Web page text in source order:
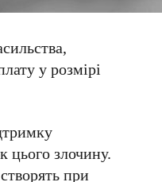
у розмірі
цього злочину.
при